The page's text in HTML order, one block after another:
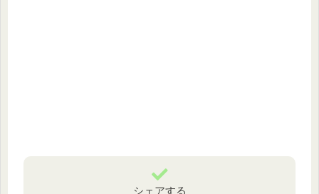
シェアする